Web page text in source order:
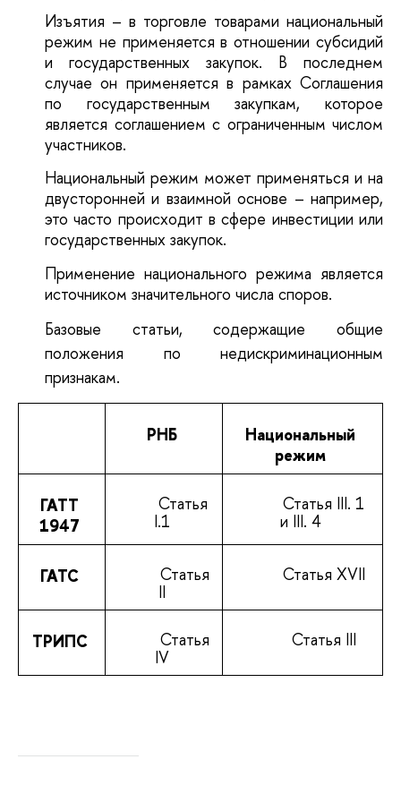
Изъятия – в торговле товарами национальный
режим не применяется в отношении субсидий
и государственных закупок. В последнем
случае он применяется в рамках Соглашения
по государственным закупкам, которое
является соглашением с ограниченным числом
участников.
Национальный режим может применяться и на
двусторонней и взаимной основе – например,
это часто происходит в сфере инвестиции или
государственных закупок.
Применение национального режима является
источником значительного числа споров.
Базовые статьи, содержащие общие
положения по недискриминационным
признакам.
РНБ
Национальный
режим
ГАТТ
1947
Статья
I.1
Статья III. 1
и III. 4
ГАТС
Статья
II
Статья XVII
ТРИПС
Статья
IV
Статья III